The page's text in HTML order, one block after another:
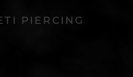
PIERCING